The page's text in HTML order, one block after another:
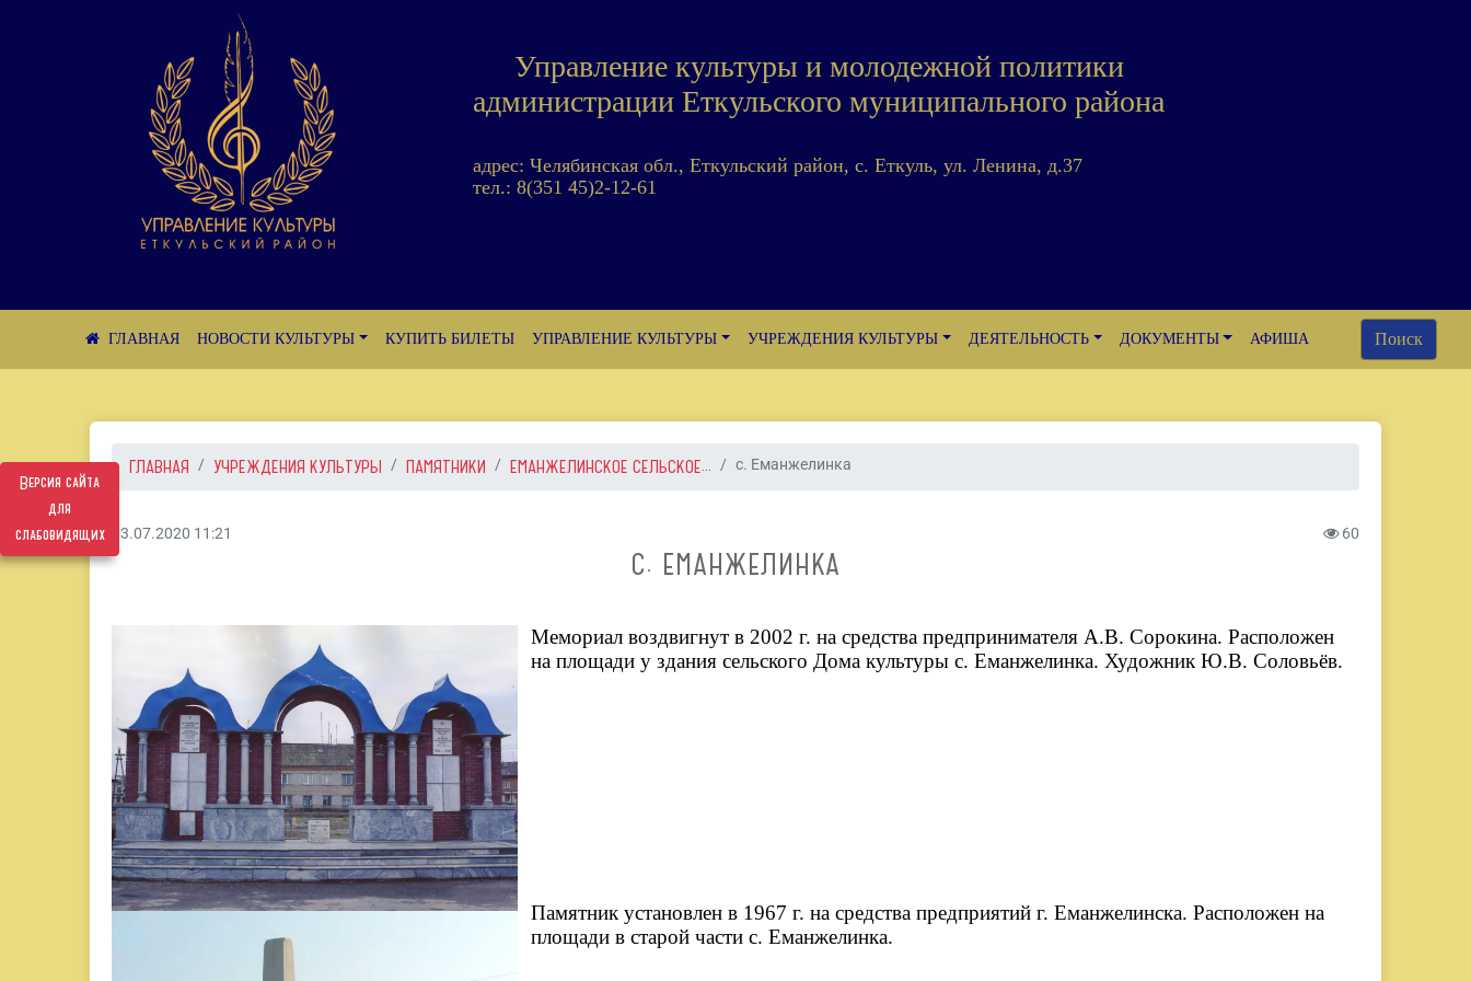
Версия сайта
для
слабовидящих
Управление культуры и молодежной политики
администрации Еткульского муниципального района
адрес: Челябинская обл., Еткульский район, с. Еткуль, ул. Ленина, д.37
тел.: 8(351 45)2-12-61
НОВОСТИ КУЛЬТУРЫ КУПИТЬ БИЛЕТЫ УПРАВЛЕНИЕ КУЛЬТУРЫ УЧРЕЖДЕНИЯ КУЛЬТУРЫ ДЕЯТЕЛЬНОСТЬ ДОКУМЕНТЫ АФИША Поиск
ГЛАВНАЯ УЧРЕЖДЕНИЯ КУЛЬТУРЫ ПАМЯТНИКИ ЕМАНЖЕЛИНСКОЕ СЕЛЬСКОЕ... с. Еманжелинка
03.07.2020 11:21 60
С. ЕМАНЖЕЛИНКА
Мемориал воздвигнут в 2002 г. на средства предпринимателя А.В. Сорокина. Расположен
на площади у здания сельского Дома культуры с. Еманжелинка. Художник Ю.В. Соловьёв.
Памятник установлен в 1967 г. на средства предприятий г. Еманжелинска. Расположен на
площади в старой части с. Еманжелинка.